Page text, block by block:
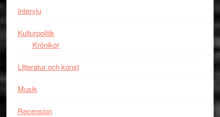
Intervju
Kulturpolitik
Krönikor
Litteratur och konst
Musik
Recension